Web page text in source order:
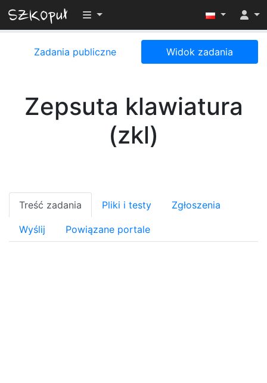
Przełącz widoczność menu
Zadania publiczne Widok zadania
Zepsuta klawiatura
(zkl)
Treść zadania Pliki i testy Zgłoszenia
Wyślij Powiązane portale